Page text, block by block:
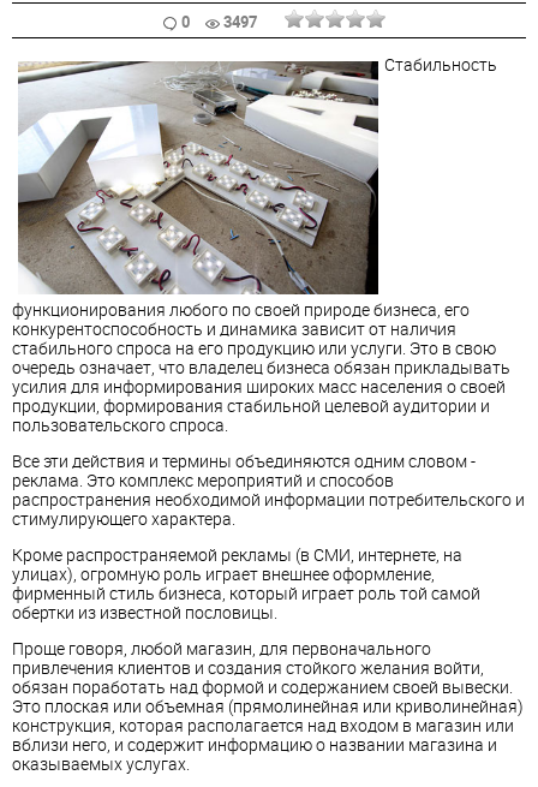
0
3497
Стабильность
функционирования любого по своей природе бизнеса, его
конкурентоспособность и динамика зависит от наличия
стабильного спроса на его продукцию или услуги. Это в свою
очередь означает, что владелец бизнеса обязан прикладывать
усилия для информирования широких масс населения о своей
продукции, формирования стабильной целевой аудитории и
пользовательского спроса.
Все эти действия и термины объединяются одним словом -
реклама. Это комплекс мероприятий и способов
распространения необходимой информации потребительского и
стимулирующего характера.
Кроме распространяемой рекламы (в СМИ, интернете, на
улицах), огромную роль играет внешнее оформление,
фирменный стиль бизнеса, который играет роль той самой
обертки из известной пословицы.
Проще говоря, любой магазин, для первоначального
привлечения клиентов и создания стойкого желания войти,
обязан поработать над формой и содержанием своей вывески.
Это плоская или объемная (прямолинейная или криволинейная)
конструкция, которая располагается над входом в магазин или
вблизи него, и содержит информацию о названии магазина и
оказываемых услугах.